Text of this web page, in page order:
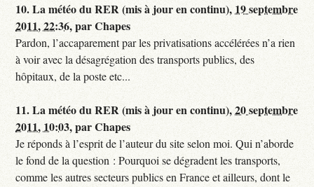
10.La météo du RER (mis à jour en continu), 19 septembre
2011, 22:36,parChapes
Pardon, l’accaparement par les privatisations accélérées n’a rien
à voir avec la désagrégation des transports publics, des
hôpitaux, de la poste etc...
11.La météo du RER (mis à jour en continu),20 septembre
2011, 10:03,parChapes
Je réponds à l’esprit de l’auteur du site selon moi. Qui n’aborde
le fond de la question : Pourquoi se dégradent les transports,
comme les autres secteurs publics en France et ailleurs, dont le